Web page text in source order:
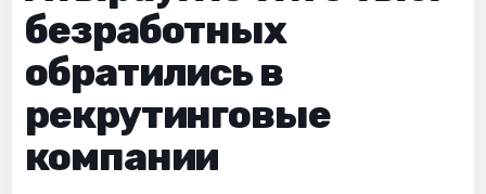
безработных
обратились в
рекрутинговые
компании